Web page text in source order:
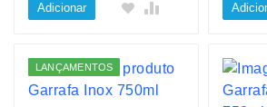
Adicionar
LANÇAMENTOS